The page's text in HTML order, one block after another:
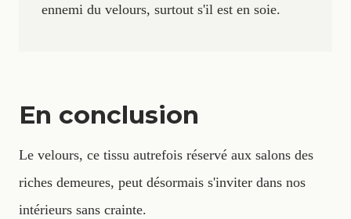
ennemi du velours, surtout s'il est en soie.
En conclusion
Le velours, ce tissu autrefois réservé aux salons des
riches demeures, peut désormais s'inviter dans nos
intérieurs sans crainte.